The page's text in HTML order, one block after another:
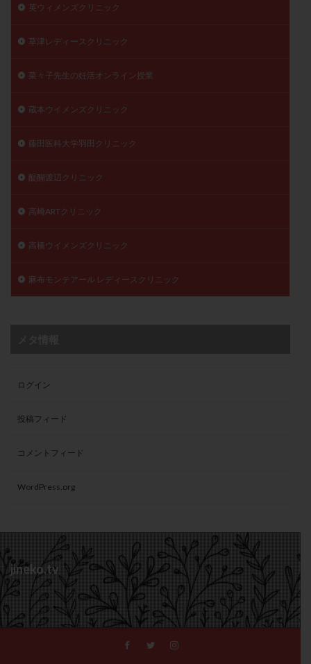
英ウィメンズクリニック
草津レディースクリニック
菜々子先生の妊活オンライン授業
蔵本ウイメンズクリニック
藤田医科大学羽田クリニック
醍醐渡辺クリニック
高崎ARTクリニック
高橋ウイメンズクリニック
麻布モンテアール レディースクリニック
ログイン
投稿フィード
コメントフィード
WordPress.org
jineko.tv